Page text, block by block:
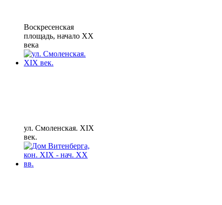
Воскресенская
площадь, начало XX
века
ул. Смоленская. XIX
век.